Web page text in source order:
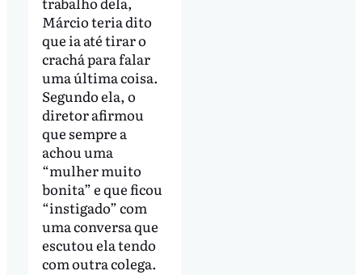
Márcio teria dito
que ia até tirar o
crachá para falar
uma última coisa.
Segundo ela, o
diretor afirmou
que sempre a
achou uma
“mulher muito
bonita” e que ficou
“instigado” com
uma conversa que
escutou ela tendo
com outra colega.